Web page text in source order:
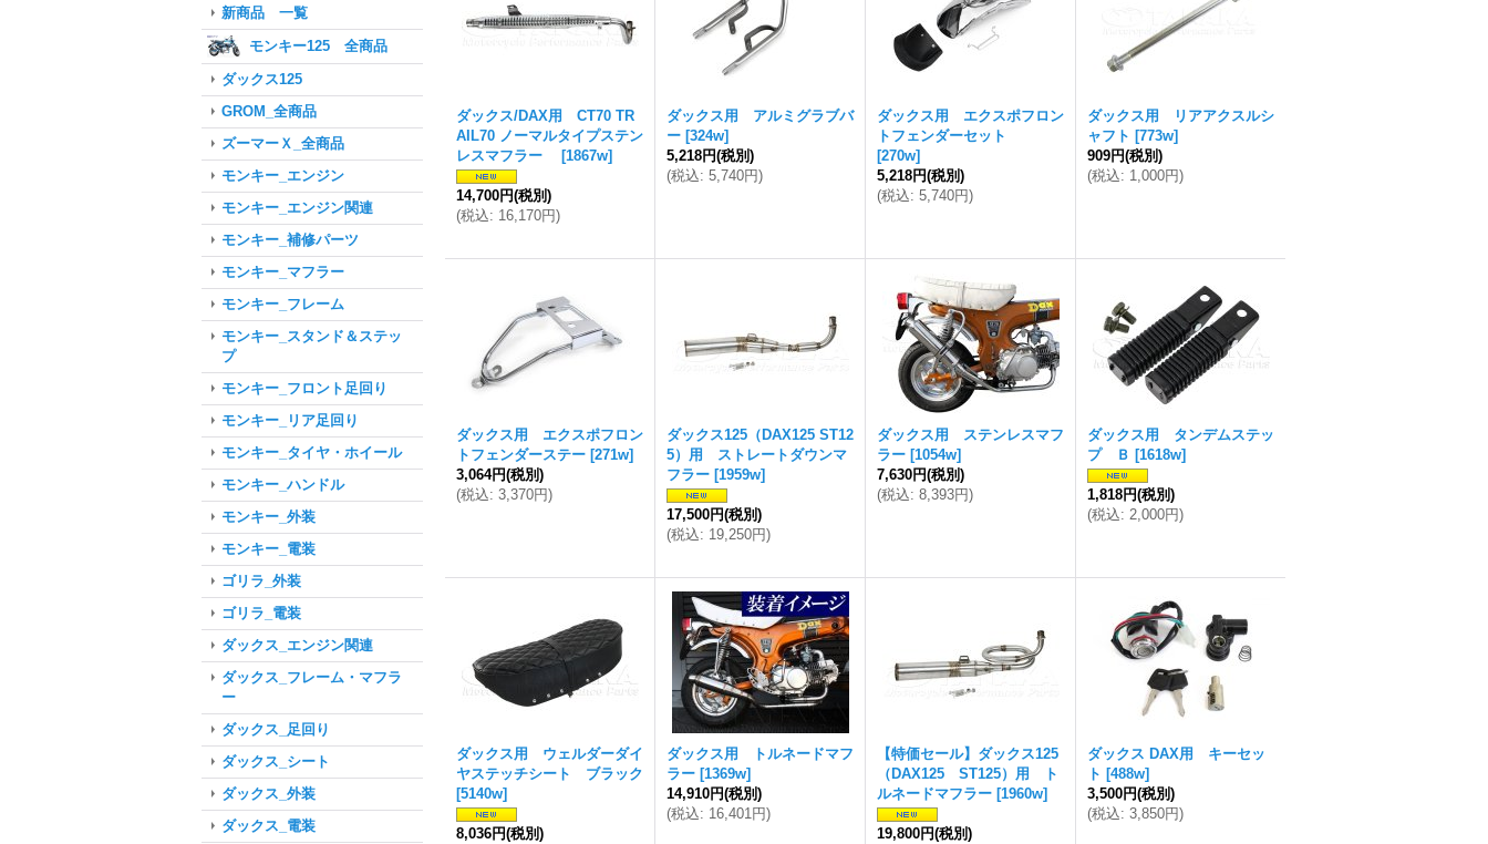
新商品 一覧
モンキー125 全商品
ダックス125
GROM_全商品
ズーマーＸ_全商品
モンキー_エンジン
モンキー_エンジン関連
モンキー_補修パーツ
モンキー_マフラー
モンキー_フレーム
モンキー_スタンド＆ステッ
プ
モンキー_フロント足回り
モンキー_リア足回り
モンキー_タイヤ・ホイール
モンキー_ハンドル
モンキー_外装
モンキー_電装
ゴリラ_外装
ゴリラ_電装
ダックス_エンジン関連
ダックス_フレーム・マフラ
ー
ダックス_足回り
ダックス_シート
ダックス_外装
ダックス_電装
ダックス/DAX用 CT70 TR
AIL70 ノーマルタイプステン
レスマフラー
[1867w]
14,700円(税別)
(税込: 16,170円)
ダックス用 アルミグラブバ
ー [324w]
5,218円(税別)
(税込: 5,740円)
ダックス用 エクスポフロン
トフェンダーセット
[270w]
5,218円(税別)
(税込: 5,740円)
ダックス用 リアアクスルシ
ャフト [773w]
909円(税別)
(税込: 1,000円)
ダックス用 エクスポフロン
トフェンダーステー [271w]
3,064円(税別)
(税込: 3,370円)
ダックス125（DAX125 ST12
5）用 ストレートダウンマ
フラー [1959w]
17,500円(税別)
(税込: 19,250円)
ダックス用 ステンレスマフ
ラー [1054w]
7,630円(税別)
(税込: 8,393円)
ダックス用 タンデムステッ
プ Ｂ [1618w]
1,818円(税別)
(税込: 2,000円)
ダックス用 ウェルダーダイ
ヤステッチシート ブラック
[5140w]
8,036円(税別)
ダックス用 トルネードマフ
ラー [1369w]
14,910円(税別)
(税込: 16,401円)
【特価セール】ダックス125
（DAX125 ST125）用 ト
ルネードマフラー [1960w]
19,800円(税別)
ダックス DAX用 キーセッ
ト [488w]
3,500円(税別)
(税込: 3,850円)